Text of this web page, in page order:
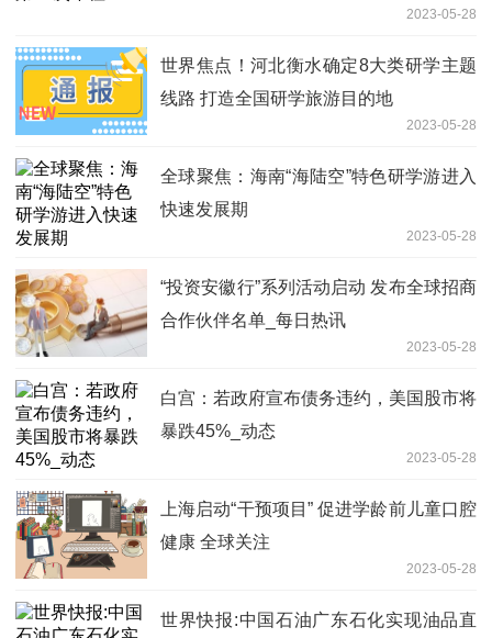
2023-05-28
世界焦点！河北衡水确定8大类研学主题
线路 打造全国研学旅游目的地
2023-05-28
全球聚焦：海南“海陆空”特色研学游进入
快速发展期
2023-05-28
“投资安徽行”系列活动启动 发布全球招商
合作伙伴名单_每日热讯
2023-05-28
白宫：若政府宣布债务违约，美国股市将
暴跌45%_动态
2023-05-28
上海启动“干预项目” 促进学龄前儿童口腔
健康 全球关注
2023-05-28
世界快报:中国石油广东石化实现油品直